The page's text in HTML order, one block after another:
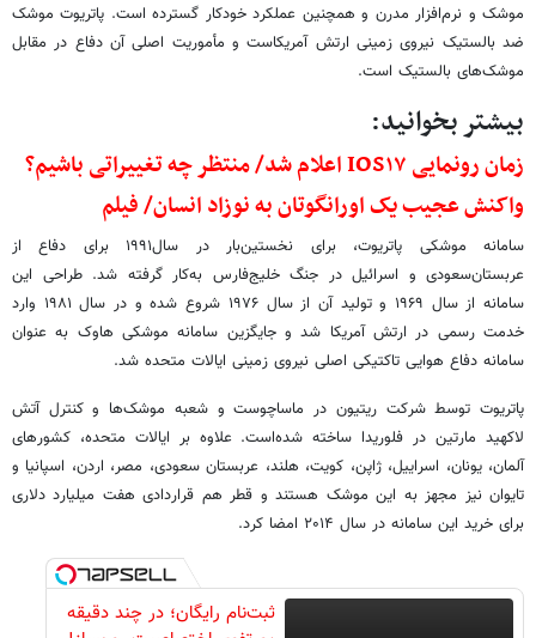
موشک و نرم‌افزار مدرن و همچنین عملکرد خودکار گسترده است. پاتریوت موشک
ضد بالستیک نیروی زمینی ارتش آمریکاست و مأموریت اصلی آن دفاع در مقابل
موشک‌های بالستیک است.
بیشتر بخوانید:
زمان رونمایی IOS۱۷ اعلام شد/ منتظر چه تغییراتی باشیم؟
واکنش عجیب یک اورانگوتان به نوزاد انسان/ فیلم
سامانه موشکی پاتریوت، برای نخستین‌بار در سال۱۹۹۱ برای دفاع از
عربستان‌سعودی و اسرائیل در جنگ خلیج‌فارس به‌کار گرفته شد. طراحی این
سامانه از سال ۱۹۶۹ و تولید آن از سال ۱۹۷۶ شروع شده و در سال ۱۹۸۱ وارد
خدمت رسمی در ارتش آمریکا شد و جایگزین سامانه موشکی هاوک به عنوان
سامانه دفاع هوایی تاکتیکی اصلی نیروی زمینی ایالات متحده شد.
پاتریوت توسط شرکت ریتیون در ماساچوست و شعبه موشک‌ها و کنترل آتش
لاکهید مارتین در فلوریدا ساخته شده‌است. علاوه بر ایالات متحده، کشورهای
آلمان، یونان، اسراییل، ژاپن، کویت، هلند، عربستان سعودی، مصر، اردن، اسپانیا و
تایوان نیز مجهز به این موشک هستند و قطر هم قراردادی هفت میلیارد دلاری
برای خرید این سامانه در سال ۲۰۱۴ امضا کرد.
ثبت‌نام رایگان؛ در چند دقیقه